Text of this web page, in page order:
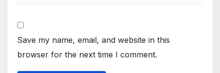
Save my name, email, and website in this
browser for the next time I comment.